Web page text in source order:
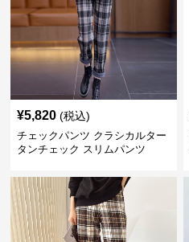
¥5,820 (税込)
チェックパンツ クラシカルター
タンチェック スリムパンツ